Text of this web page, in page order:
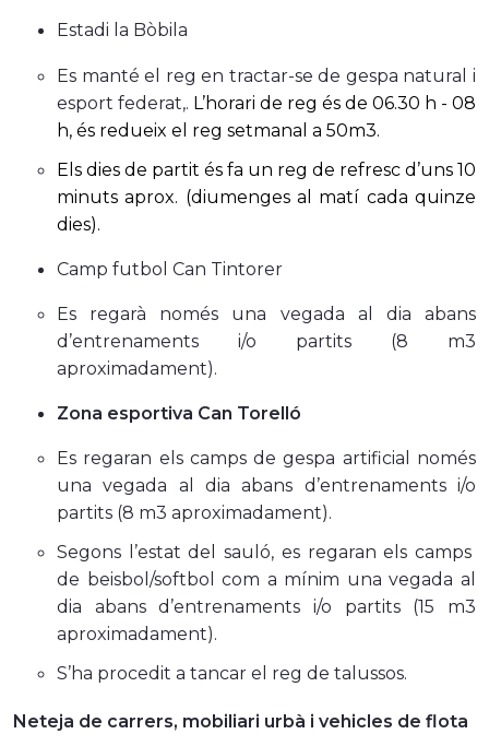
Estadi la Bòbila
Es manté el reg en tractar-se de gespa natural i
esport federat,. L’horari de reg és de 06.30 h - 08
h, és redueix el reg setmanal a 50m3.
Els dies de partit és fa un reg de refresc d’uns 10
minuts aprox. (diumenges al matí cada quinze
dies).
Camp futbol Can Tintorer
Es regarà només una vegada al dia abans
d’entrenaments i/o partits (8 m3
aproximadament).
Zona esportiva Can Torelló
Es regaran els camps de gespa artificial només
una vegada al dia abans d’entrenaments i/o
partits (8 m3 aproximadament).
Segons l’estat del sauló, es regaran els camps
de beisbol/softbol com a mínim una vegada al
dia abans d’entrenaments i/o partits (15 m3
aproximadament).
S’ha procedit a tancar el reg de talussos.
Neteja de carrers, mobiliari urbà i vehicles de flota